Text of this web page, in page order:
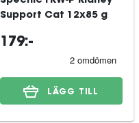
Support Cat 12x85 g
179:-
LÄGG TILL